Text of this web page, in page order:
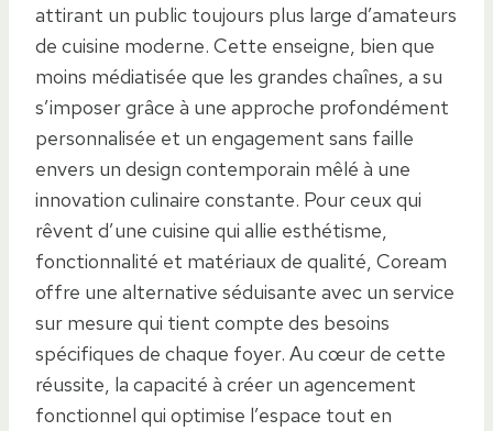
attirant un public toujours plus large d’amateurs
de cuisine moderne. Cette enseigne, bien que
moins médiatisée que les grandes chaînes, a su
s’imposer grâce à une approche profondément
personnalisée et un engagement sans faille
envers un design contemporain mêlé à une
innovation culinaire constante. Pour ceux qui
rêvent d’une cuisine qui allie esthétisme,
fonctionnalité et matériaux de qualité, Coream
offre une alternative séduisante avec un service
sur mesure qui tient compte des besoins
spécifiques de chaque foyer. Au cœur de cette
réussite, la capacité à créer un agencement
fonctionnel qui optimise l’espace tout en